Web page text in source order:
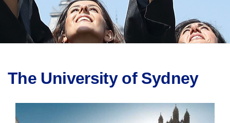
The University of Sydney